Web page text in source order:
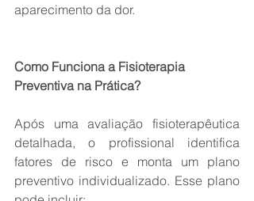
aparecimento da dor.
Como Funciona a Fisioterapia
Preventiva na Prática?
Após uma avaliação fisioterapêutica
detalhada, o profissional identifica
fatores de risco e monta um plano
preventivo individualizado. Esse plano